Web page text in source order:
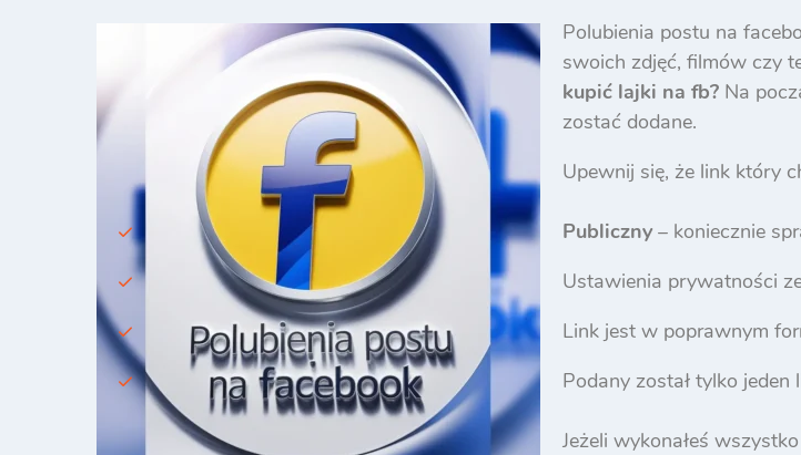
Polubienia postu na
swoich zdjęć, filmów czy
kupić lajki na fb? Na
zostać dodane.
Upewnij się, że link który
Publiczny – koniecznie
Ustawienia prywatności
Link jest w poprawnym
Podany został tylko
Jeżeli wykonałeś